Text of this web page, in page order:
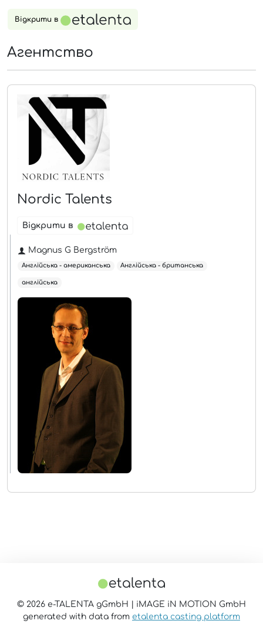
Відкрити в
Агентство
Nordic Talents
Відкрити в
Magnus G Bergström
Англійська - американська Англійська - британська
англійська
© 2026 e-TALENTA gGmbH | iMAGE iN MOTION GmbH
generated with data from etalenta casting platform